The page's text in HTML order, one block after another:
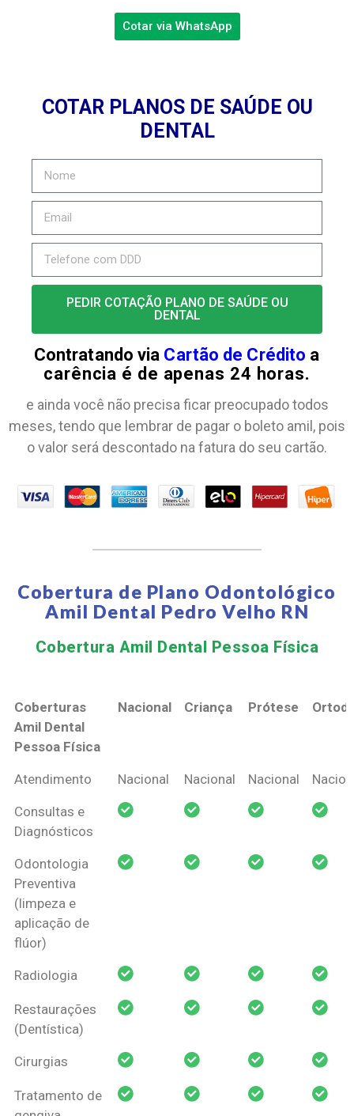
Cotar via WhatsApp
COTAR PLANOS DE SAÚDE OU
DENTAL
PEDIR COTAÇÃO PLANO DE SAÚDE OU
DENTAL
Contratando via Cartão de Crédito a
carência é de apenas 24 horas.
e ainda você não precisa ficar preocupado todos
meses, tendo que lembrar de pagar o boleto amil, pois
o valor será descontado na fatura do seu cartão.
Cobertura de Plano Odontológico
Amil Dental Pedro Velho RN
Cobertura Amil Dental Pessoa Física​
Coberturas
Amil Dental
Pessoa Física
Nacional Criança Prótese
Coberturas
Pessoa Física
Nacional Criança Prótese
Atendimento Nacional Nacional Nacional
Consultas e
Diagnósticos
Odontologia
Preventiva
(limpeza e
aplicação de
flúor)
Radiologia
Restaurações
(Dentística)
Cirurgias
Tratamento de